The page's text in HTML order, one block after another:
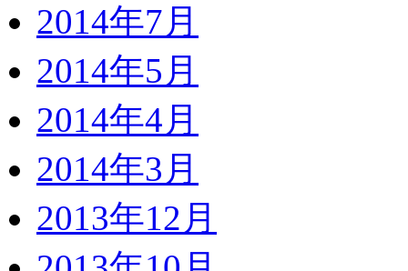
2014年7月
2014年5月
2014年4月
2014年3月
2013年12月